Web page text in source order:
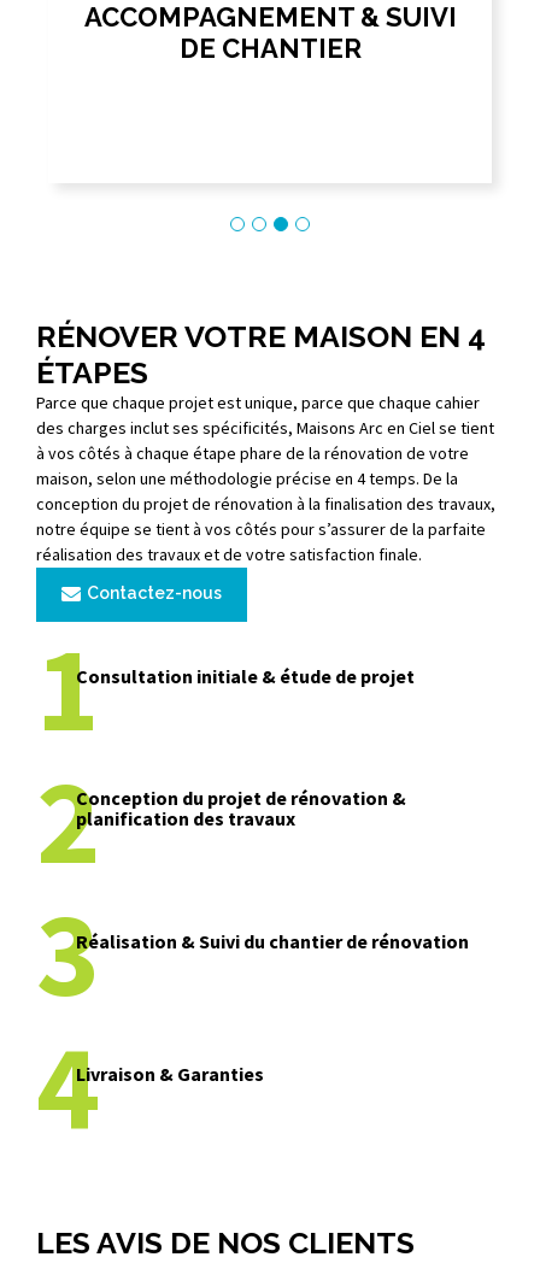
ACCOMPAGNEMENT & SUIVI
DE CHANTIER
RÉNOVER VOTRE MAISON EN 4
ÉTAPES
Parce que chaque projet est unique, parce que chaque cahier
des charges inclut ses spécificités, Maisons Arc en Ciel se tient
à vos côtés à chaque étape phare de la rénovation de votre
maison, selon une méthodologie précise en 4 temps. De la
conception du projet de rénovation à la finalisation des travaux,
notre équipe se tient à vos côtés pour s’assurer de la parfaite
réalisation des travaux et de votre satisfaction finale.
Contactez-nous
Consultation initiale & étude de projet
1
Conception du projet de rénovation &
planification des travaux
2
Réalisation & Suivi du chantier de rénovation
3
Livraison & Garanties
4
LES AVIS DE NOS CLIENTS